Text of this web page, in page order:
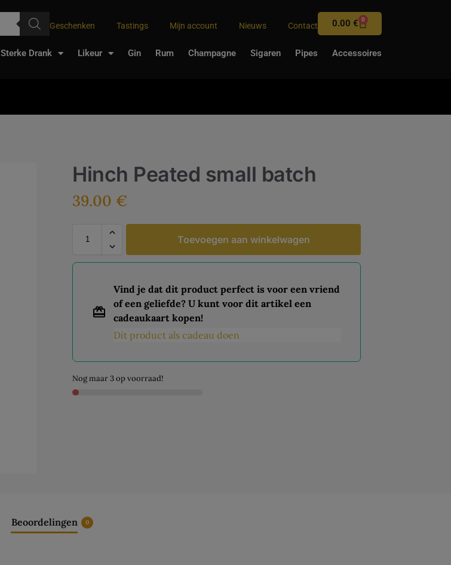
Geschenken Tastings Mijn account Nieuws Contact 0.00€ 0
Sterke Drank Likeur Gin Rum Champagne Sigaren Pipes Accessoires
Hinch Peated small batch
39.00 €
Toevoegen aan winkelwagen
Vind je dat dit product perfect is voor een vriend
of een geliefde? U kunt voor dit artikel een
cadeaukaart kopen!
Dit product als cadeau doen
Nog maar 3 op voorraad!
Beoordelingen 0